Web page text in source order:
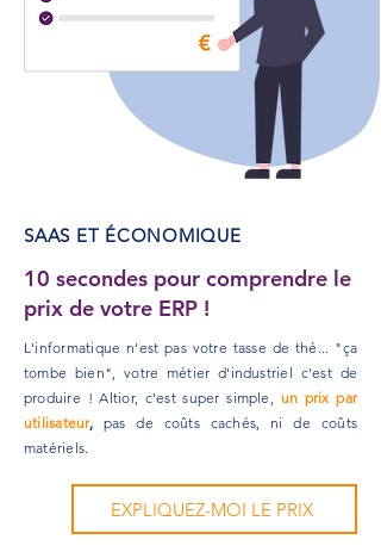
SAAS ET ÉCONOMIQUE
10 secondes pour comprendre le
prix de votre ERP !
L'informatique n'est pas votre tasse de thé... "ça
tombe bien", votre métier d'industriel c'est de
produire ! Altior, c'est supersimple , un prixpar
utilisateur,pas de coûts cachés, ni de coûts
matériels.
EXPLIQUEZ-MOI LE PRIX